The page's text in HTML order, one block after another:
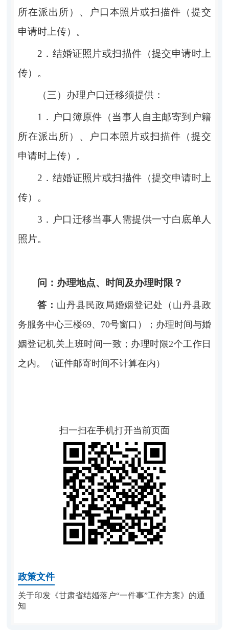
所在派出所）、户口本照片或扫描件（提交
申请时上传） 。
2．结婚证照片或扫描件（提交申请时上
传） 。
（三）办理户口迁移须提供：
1．户口簿原件（当事人自主邮寄到户籍
所在派出所）、户口本照片或扫描件（提交
申请时上传） 。
2．结婚证照片或扫描件（提交申请时上
传） 。
3．户口迁移当事人需提供一寸白底单人
照片。
问： 办理地点、时间及办理时限？
答： 山丹县民政局婚姻登记处（山丹县政
务服务中心三楼69、70号窗口）；办理时间与婚
姻登记机关上班时间一致；办理时限2个工作日
之内。（证件邮寄时间不计算在内）
扫一扫在手机打开当前页面
政策文件
关于印发《甘肃省结婚落户“一件事”工作方案》的通
知